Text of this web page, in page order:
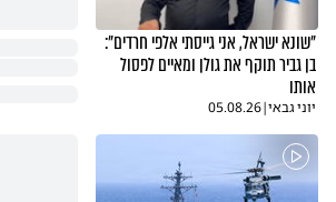
"שונא ישראל, אני גייסתי אלפי חרדים":
בן גביר תוקף את גולן ומאיים לפסול
אותו
יוני גבאי|
05.08.26